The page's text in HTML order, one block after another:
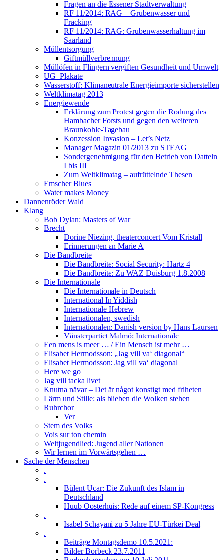
Fragen an die Essener Stadtverwaltung
RF 11/2014: RAG – Grubenwasser und
Fracking
RF 11/2014: RAG: Grubenwasserhaltung im
Saarland
Müllentsorgung
Giftmüllverbrennung
Müllöfen in Flingern vergiften Gesundheit und Umwelt
UG_Plakate
Wasserstoff: Klimaneutrale Energieimporte sicherstellen
Weltklimatag 2013
Energiewende
Erklärung zum Protest gegen die Rodung des
Hambacher Forsts und gegen den weiteren
Braunkohle-Tagebau
Konzession Invasion – Let’s Netz
Manager Magazin 01/2013 zu STEAG
Sondergenehmigung für den Betrieb von Datteln
I bis III
Zum Weltklimatag – aufrüttelnde Thesen
Emscher Blues
Water makes Money
Dannenröder Wald
Klang
Bob Dylan: Masters of War
Brecht
Dorine Niezing, theaterconcert Vom Kristall
Erinnerungen an Marie A
Die Bandbreite
Die Bandbreite: Social Security: Hartz 4
Die Bandbreite: Zu WAZ Duisburg 1.8.2008
Die Internationale
Die Internationale in Deutsch
International In Yiddish
Internationale Hebrew
Internationalen, swedish
Internationalen: Danish version by Hans Laursen
Vänsterpartiet Malmö: Internationale
Een mens is meer … / Ein Mensch ist mehr …
Elisabet Hermodsson: „Jag vill va‘ diagonal“
Elisabet Hermodsson: Jag vill va‘ diagonal
Here we go
Jag vill tacka livet
Knutna nävar – Det är något konstigt med friheten
Lärm und Stille: als blieben die Wolken stehen
Ruhrchor
Ver
Stem des Volks
Vois sur ton chemin
Weltjugendlied: Jugend aller Nationen
Wir lernen im Vorwärtsgehen …
Sache der Menschen
.
.
Bülent Ucar: Die Zukunft des Islam in
Deutschland
Huub Oosterhuis: Rede auf einem SP-Kongress
.
Isabel Schayani zu 5 Jahre EU-Türkei Deal
.
Beiträge Montagsdemo 10.5.2021:
Bilder Borbeck 23.7.2011